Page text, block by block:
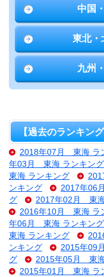
中国
東北・
九州
【過去のランキン
2018年07月 東海 ラ
年03月 東海 ランキング
東海 ランキング
ンキング
2017年06
グ
2017年02月 東
2016年10月 東海 ラ
年06月 東海 ランキング
東海 ランキング
ンキング
2015年09
グ
2015年05月 東
2015年01月 東海 ラ